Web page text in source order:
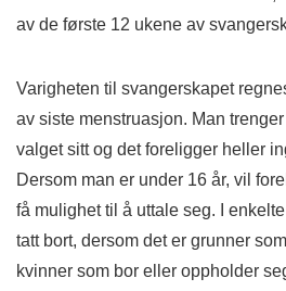
av de første 12 ukene av
Varigheten til svangerskapet
av siste menstruasjon. Man
valget sitt og det foreligger heller
Dersom man er under 16 år, vil
få mulighet til å uttale seg. I
tatt bort, dersom det er grunner
kvinner som bor eller oppholder